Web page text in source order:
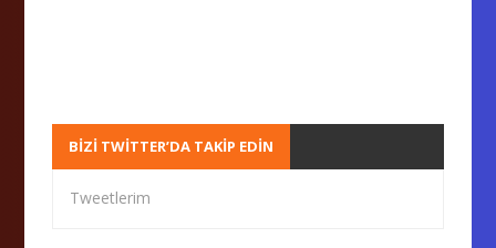
BIZI TWITTER’DA TAKIP EDIN
Tweetlerim